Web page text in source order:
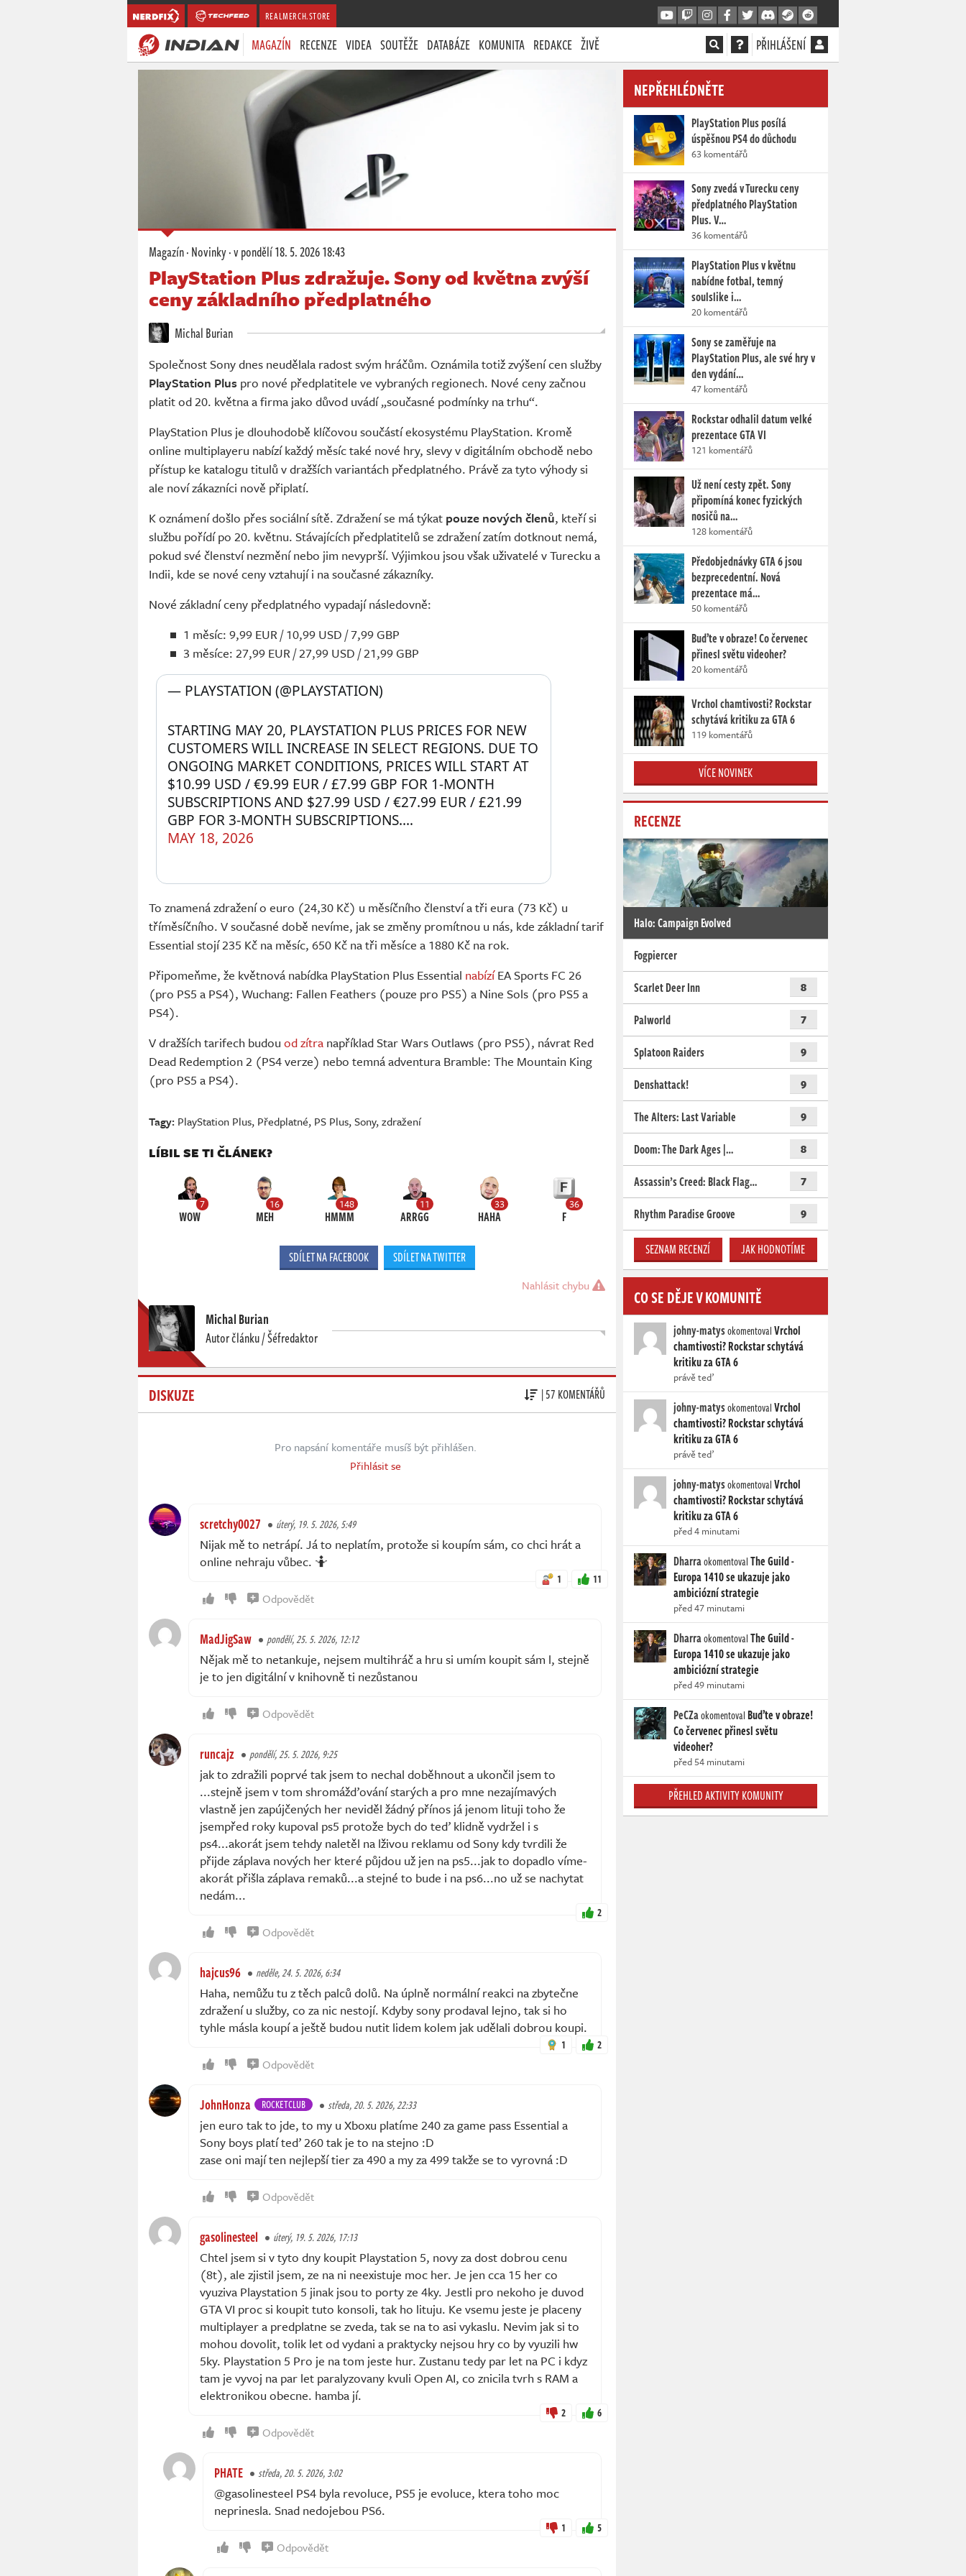
REALMERCH.STORE
MAGAZÍN RECENZE VIDEA SOUTĚŽE DATABÁZE KOMUNITA REDAKCE ŽIVĚ PŘIHLÁŠENÍ
Magazín·Novinky·v pondělí18. 5. 2026 18:43
PlayStation Plus zdražuje. Sony od května zvýší
ceny základního předplatného
Michal Burian
Společnost Sony dnes neudělala radost svým hráčům. Oznámila totiž zvýšení cen služby
PlayStation Plus pro nové předplatitele ve vybraných regionech. Nové ceny začnou
platit od 20. května a firma jako důvod uvádí „současné podmínky na trhu“.
PlayStation Plus je dlouhodobě klíčovou součástí ekosystému PlayStation. Kromě
online multiplayeru nabízí každý měsíc také nové hry, slevy v digitálním obchodě nebo
přístup ke katalogu titulů v dražších variantách předplatného. Právě za tyto výhody si
ale noví zákazníci nově připlatí.
K oznámení došlo přes sociální sítě. Zdražení se má týkat pouze nových členů, kteří si
službu pořídí po 20. květnu. Stávajících předplatitelů se zdražení zatím dotknout nemá,
pokud své členství nezmění nebo jim nevyprší. Výjimkou jsou však uživatelé v Turecku a
Indii, kde se nové ceny vztahují i na současné zákazníky.
Nové základní ceny předplatného vypadají následovně:
1 měsíc: 9,99 EUR / 10,99 USD / 7,99 GBP
3 měsíce: 27,99 EUR / 27,99 USD / 21,99 GBP
STARTING MAY 20, PLAYSTATION PLUS PRICES FOR NEW
CUSTOMERS WILL INCREASE IN SELECT REGIONS. DUE TO
ONGOING MARKET CONDITIONS, PRICES WILL START AT
$10.99 USD / €9.99 EUR / £7.99 GBP FOR 1-MONTH
SUBSCRIPTIONS AND $27.99 USD / €27.99 EUR / £21.99
GBP FOR 3-MONTH SUBSCRIPTIONS.…
— PLAYSTATION (@PLAYSTATION)
MAY 18, 2026
To znamená zdražení o euro (24,30 Kč) u měsíčního členství a tři eura (73 Kč) u
tříměsíčního. V současné době nevíme, jak se změny promítnou u nás, kde základní tarif
Essential stojí 235 Kč na měsíc, 650 Kč na tři měsíce a 1880 Kč na rok.
Připomeňme, že květnová nabídka PlayStation Plus Essential nabízíEA Sports FC 26
(pro PS5 a PS4), Wuchang: Fallen Feathers (pouze pro PS5) a Nine Sols (pro PS5 a
PS4).
V dražších tarifech budou od zítra například Star Wars Outlaws (pro PS5), návrat Red
Dead Redemption 2 (PS4 verze) nebo temná adventura Bramble: The Mountain King
(pro PS5 a PS4).
Tagy: PlayStation Plus, Předplatné, PS Plus,Sony,zdražení
LÍBIL SE TI ČLÁNEK?
7
WOW
16
MEH
148
HMMM
11
ARRGG
33
HAHA
36
F
SDÍLET NA FACEBOOK SDÍLET NA TWITTER
Nahlásit chybu
Michal Burian
Autor článku / Šéfredaktor
DISKUZE | 57 KOMENTÁŘŮ
Pro napsání komentáře musíš být přihlášen.
Přihlásit se
scretchy0027 úterý, 19. 5. 2026, 5:49
Nijak mě to netrápí. Já to neplatím, protože si koupím sám, co chci hrát a
online nehraju vůbec. 🤷
1 11
Odpovědět
MadJigSaw pondělí, 25. 5. 2026, 12:12
Nějak mě to netankuje, nejsem multihráč a hru si umím koupit sám l, stejně
je to jen digitální v knihovně ti nezůstanou
Odpovědět
runcajz pondělí, 25. 5. 2026, 9:25
jak to zdražili poprvé tak jsem to nechal doběhnout a ukončil jsem to
...stejně jsem v tom shromážďování starých a pro mne nezajímavých
vlastně jen zapújčených her neviděl žádný přínos já jenom lituji toho že
jsempřed roky kupoval ps5 protože bych do teď klidně vydržel i s
ps4...akorát jsem tehdy naletěl na lživou reklamu od Sony kdy tvrdili že
přijde záplava nových her které půjdou už jen na ps5...jak to dopadlo víme-
akorát přišla záplava remaků...a stejné to bude i na ps6...no už se nachytat
nedám...
2
Odpovědět
hajcus96 neděle, 24. 5. 2026, 6:34
Haha, nemůžu tu z těch palců dolů. Na úplně normální reakci na zbytečne
zdražení u služby, co za nic nestojí. Kdyby sony prodaval lejno, tak si ho
tyhle másla koupí a ještě budou nutit lidem kolem jak udělali dobrou koupi.
1 2
Odpovědět
JohnHonza ROCKETCLUB středa, 20. 5. 2026, 22:33
jen euro tak to jde, to my u Xboxu platíme 240 za game pass Essential a
Sony boys platí teď 260 tak je to na stejno :D
zase oni mají ten nejlepší tier za 490 a my za 499 takže se to vyrovná :D
Odpovědět
gasolinesteel úterý, 19. 5. 2026, 17:13
Chtel jsem si v tyto dny koupit Playstation 5, novy za dost dobrou cenu
(8t), ale zjistil jsem, ze na ni neexistuje moc her. Je jen cca 15 her co
vyuziva Playstation 5 jinak jsou to porty ze 4ky. Jestli pro nekoho je duvod
GTA VI proc si koupit tuto konsoli, tak ho lituju. Ke vsemu jeste je placeny
multiplayer a predplatne se zveda, tak se na to asi vykaslu. Nevim jak si to
mohou dovolit, tolik let od vydani a praktycky nejsou hry co by vyuzili hw
5ky. Playstation 5 Pro je na tom jeste hur. Zustanu tedy par let na PC i kdyz
tam je vyvoj na par let paralyzovany kvuli Open AI, co znicila tvrh s RAM a
elektronikou obecne. hamba jí.
2 6
Odpovědět
PHATE středa, 20. 5. 2026, 3:02
@gasolinesteel PS4 byla revoluce, PS5 je evoluce, ktera toho moc
neprinesla. Snad nedojebou PS6.
1 5
Odpovědět
NEPŘEHLÉDNĚTE
PlayStation Plus posílá
úspěšnou PS4 do důchodu
63 komentářů
Sony zvedá v Turecku ceny
předplatného PlayStation
Plus. V…
36 komentářů
PlayStation Plus v květnu
nabídne fotbal, temný
soulslike i…
20 komentářů
Sony se zaměřuje na
PlayStation Plus, ale své hry v
den vydání…
47 komentářů
Rockstar odhalil datum velké
prezentace GTA VI
121 komentářů
Už není cesty zpět. Sony
připomíná konec fyzických
nosičů na…
128 komentářů
Předobjednávky GTA 6 jsou
bezprecedentní. Nová
prezentace má…
50 komentářů
Buďte v obraze! Co červenec
přinesl světu videoher?
20 komentářů
Vrchol chamtivosti? Rockstar
schytává kritiku za GTA 6
119 komentářů
VÍCE NOVINEK
RECENZE
Halo: Campaign Evolved
Fogpiercer
Scarlet Deer Inn
8
Palworld 7
Splatoon Raiders 9
Denshattack! 9
The Alters: Last Variable 9
Doom: The Dark Ages |… 8
Assassin’s Creed: Black Flag… 7
Rhythm Paradise Groove 9
SEZNAM RECENZÍ JAK HODNOTÍME
CO SE DĚJE V KOMUNITĚ
johny-matysokomentovalVrchol
chamtivosti? Rockstar schytává
kritiku za GTA 6
právě teď
johny-matysokomentovalVrchol
chamtivosti? Rockstar schytává
kritiku za GTA 6
právě teď
johny-matysokomentovalVrchol
chamtivosti? Rockstar schytává
kritiku za GTA 6
před 4 minutami
DharraokomentovalThe Guild -
Europa 1410 se ukazuje jako
ambiciózní strategie
před 47 minutami
DharraokomentovalThe Guild -
Europa 1410 se ukazuje jako
ambiciózní strategie
před 49 minutami
PeCZaokomentoval Buďte v obraze!
Co červenec přinesl světu
videoher?
před 54 minutami
PŘEHLED AKTIVITY KOMUNITY